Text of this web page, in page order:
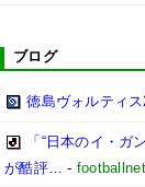
ブログ
徳島ヴォルティ
「“日本のイ・
が酷評… -